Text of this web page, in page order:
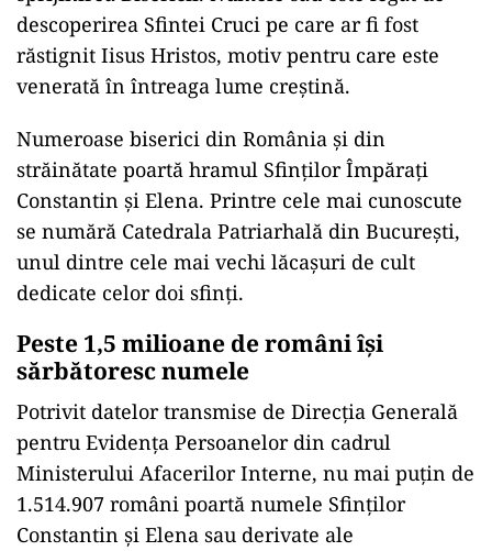
descoperirea Sfintei Cruci pe care ar fi fost
răstignit Iisus Hristos, motiv pentru care este
venerată în întreaga lume creștină.
Numeroase biserici din România și din
străinătate poartă hramul Sfinților Împărați
Constantin și Elena. Printre cele mai cunoscute
se numără Catedrala Patriarhală din București,
unul dintre cele mai vechi lăcașuri de cult
dedicate celor doi sfinți.
Peste 1,5 milioane de români își
sărbătoresc numele
Potrivit datelor transmise de Direcția Generală
pentru Evidența Persoanelor din cadrul
Ministerului Afacerilor Interne, nu mai puțin de
1.514.907 români poartă numele Sfinților
Constantin și Elena sau derivate ale